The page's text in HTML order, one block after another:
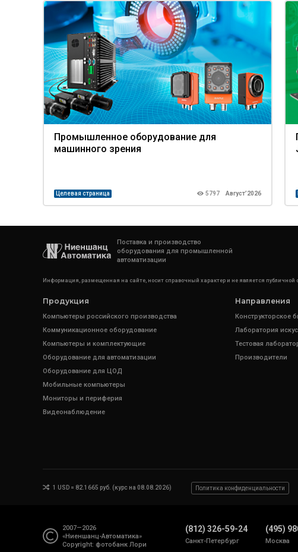
Промышленное оборудование для
машинного зрения
Целевая страница 5797 Август’2026
Поставка и производство
оборудования для промышленной
автоматизации
Информация, размещенная на сайте, носит справочный характер и не является публичной
Продукция
Компьютеры российского производства
Коммуникационное оборудование
Компьютеры и комплектующие
Оборудование для автоматизации
Оборудование для ЦОД
Мобильные компьютеры
Мониторы и периферия
Видеонаблюдение
Направления
Конструкторское
Лаборатория
Тестовая
Производители
1 USD = 82.1665 руб. (курс на 08.08.2026) Политика конфиденциальности
2007—2026
«Ниеншанц-Автоматика»
Copyright: фотобанк Лори
(812) 326-59-24
Санкт-Петербург
(495)
Москва